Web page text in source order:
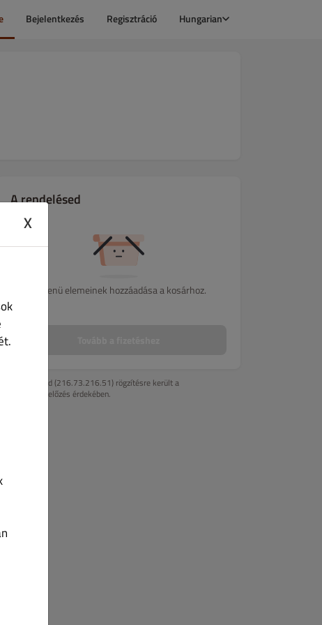
Bejelentkezés Regisztráció Hungarian
A rendelésed
A menü elemeinek hozzáadása a kosárhoz.
Az IP-címed (216.73.216.51) rögzítésre került a
csalásmegelőzés érdekében.
X